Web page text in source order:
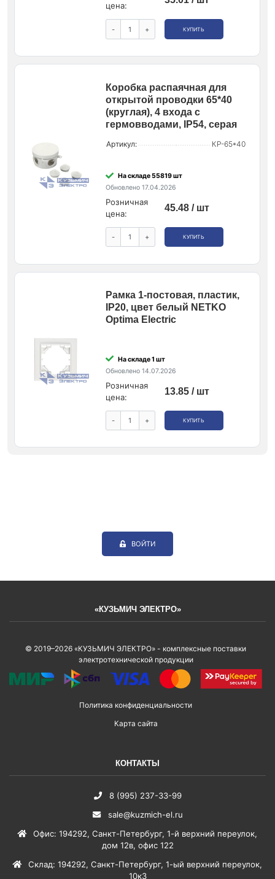
цена:
- + КУПИТЬ
Коробка распаячная для
открытой проводки 65*40
(круглая), 4 входа с
гермовводами, IP54, серая
Артикул: КР-65*40
На складе 55819 шт
Обновлено 17.04.2026
Розничная
цена:
45.48 / шт
- + КУПИТЬ
Рамка 1-постовая, пластик,
IP20, цвет белый NETKO
Optima Electric
На складе 1 шт
Обновлено 14.07.2026
Розничная
цена:
13.85 / шт
- + КУПИТЬ
ВОЙТИ
«КУЗЬМИЧ ЭЛЕКТРО»
© 2019–2026 «КУЗЬМИЧ ЭЛЕКТРО» - комплексные поставки
электротехнической продукции
Политика конфиденциальности
Карта сайта
КОНТАКТЫ
8 (995) 237-33-99
sale@kuzmich-el.ru
Офис: 194292, Санкт-Петербург, 1-й верхний переулок,
дом 12в, офис 122
Склад: 194292, Санкт-Петербург, 1-ый верхний переулок,
10к3